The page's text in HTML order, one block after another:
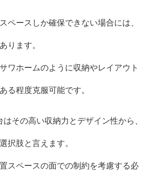
ペースしか確保できない場合には、
ります。
ワホームのように収納やレイアウト
る程度克服可能です。
その高い収納力とデザイン性から、
択肢と言えます。
スペースの面での制約を考慮する必